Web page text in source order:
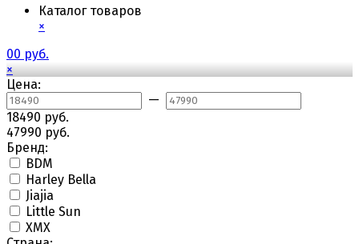
Каталог товаров
×
00 руб.
×
Цена:
—
18490 руб.
47990 руб.
Бренд:
BDM
Harley Bella
Jiajia
Little Sun
XMX